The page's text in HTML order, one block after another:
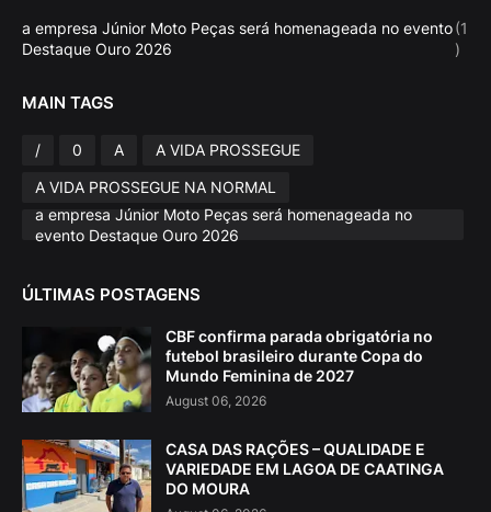
a empresa Júnior Moto Peças será homenageada no evento
Destaque Ouro 2026
(1
)
MAIN TAGS
/ 0 A
A VIDA PROSSEGUE
A VIDA PROSSEGUE NA NORMAL
a empresa Júnior Moto Peças será homenageada no
evento Destaque Ouro 2026
ÚLTIMAS POSTAGENS
CBF confirma parada obrigatória no
futebol brasileiro durante Copa do
Mundo Feminina de 2027
August 06, 2026
CASA DAS RAÇÕES – QUALIDADE E
VARIEDADE EM LAGOA DE CAATINGA
DO MOURA